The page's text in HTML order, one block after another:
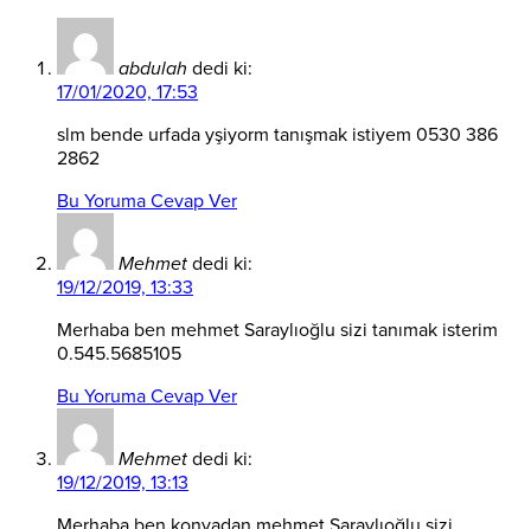
abdulah dedi ki:
17/01/2020, 17:53
slm bende urfada yşiyorm tanışmak istiyem 0530 386
2862
Bu Yoruma Cevap Ver
Mehmet dedi ki:
19/12/2019, 13:33
Merhaba ben mehmet Saraylıoğlu sizi tanımak isterim
0.545.5685105
Bu Yoruma Cevap Ver
Mehmet dedi ki:
19/12/2019, 13:13